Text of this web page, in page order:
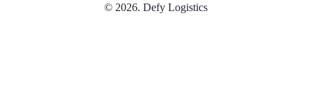
© 2026. Defy Logistics